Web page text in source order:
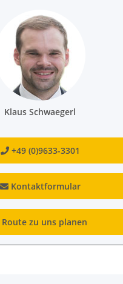
Klaus Schwaegerl
+49 (0)9633-3301
Kontaktformular
Route zu uns planen